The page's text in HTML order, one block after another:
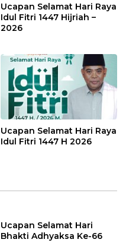
Ucapan Selamat Hari Raya
Idul Fitri 1447 Hijriah –
2026
Ucapan Selamat Hari Raya
Idul Fitri 1447 H 2026
Ucapan Selamat Hari
Bhakti Adhyaksa Ke-66